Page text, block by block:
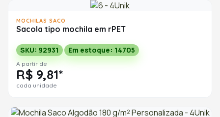
MOCHILAS SACO
Sacola tipo mochila em rPET
SKU: 92931 Em estoque: 14705
A partir de
R$ 9,81*
cada unidade